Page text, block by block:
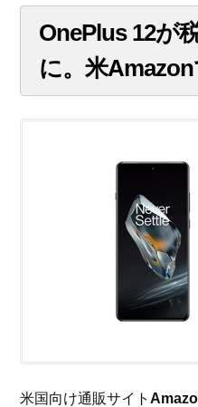
OnePlus 12が
に。米
米国向け通販サイト